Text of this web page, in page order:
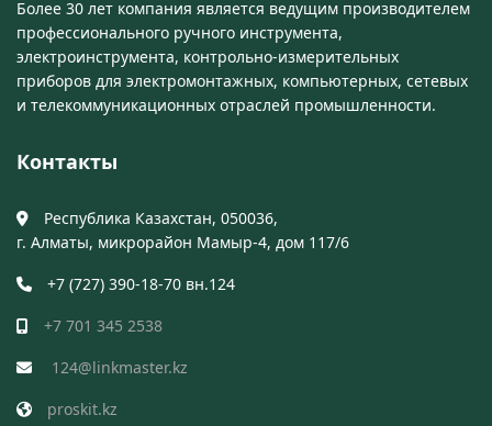
Более 30 лет компания является ведущим производителем
профессионального ручного инструмента,
электроинструмента, контрольно-измерительных
приборов для электромонтажных, компьютерных, сетевых
и телекоммуникационных отраслей промышленности.
Контакты
Республика Казахстан, 050036,
г. Алматы, микрорайон Мамыр-4, дом 117/6
+7 (727) 390-18-70 вн.124
+7 701 345 2538
124@linkmaster.kz
proskit.kz